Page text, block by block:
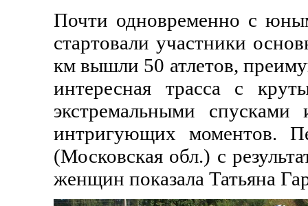
Почти одновременно с
стартовали участники
км вышли 50 атлетов,
интересная трасса с
экстремальными
интригующих моментов.
(Московская обл.) с
женщин показала Татьяна